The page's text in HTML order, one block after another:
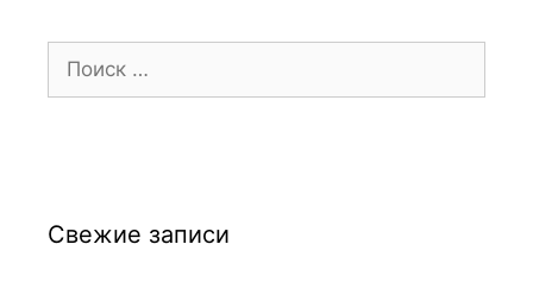
Свежие записи